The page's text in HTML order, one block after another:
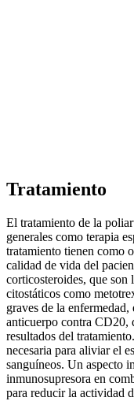
Tratamiento
El tratamiento de la
generales como terapia
tratamiento tienen como
calidad de vida del
corticosteroides, que son
citostáticos como
graves de la
anticuerpo contra CD20,
resultados del
necesaria para aliviar el
sanguíneos. Un aspecto
inmunosupresora en
para reducir la actividad